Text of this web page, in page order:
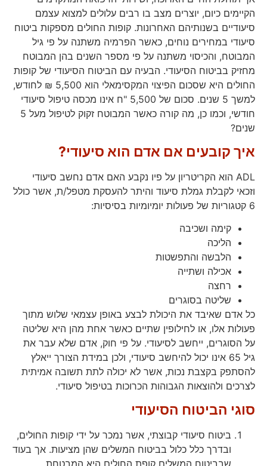
הקיימים כיום, יוצרים מצב בו רבים עלולים למצוא עצמם
סיעודיים בשנותיהם האחרונות. קופות החולים מספקות ביטוח
סיעודי במחירים נוחים, כאשר הפרמיה משתנה על פי גיל
המבוטח, והכיסוי משתנה על פי מספר השנים בהן המבוטח
מחזיק בביטוח הסיעודי. הבעיה עם הביטוח הסיעודי של קופות
החולים היא שסכום הפיצוי המקסימאלי הוא 5,500 ₪ לחודש,
למשך 5 שנים. סכום של 5,500 "ח אינו מכסה טיפול סיעודי
חודשי, וכמו כן, מה קורה כאשר המבוטח זקוק לטיפול מעל 5
שנים?
איך קובעים אם אדם הוא סיעודי?
ADL הוא הקריטריון על פיו נקבע האם אדם נחשב סיעודי
וזכאי לקבלת גמלת סיעוד והיתר להעסקת מטפל/ת, אשר כולל
6 קטגוריות של פעולות יומיומיות בסיסיות:
קימה ושכיבה
הליכה
הלבשה והתפשטות
אכילה ושתייה
רחצה
שליטה בסוגרים
כל אדם שאיבד את היכולת לבצע באופן עצמאי שלוש מתוך
פעולות אלו, או לחילופין שתיים כאשר אחת מהן היא שליטה
על הסוגרים, ייחשב לסיעודי. על פי חוק, אדם שלא עבר את
גיל 65 אינו יכול להיחשב סיעודי, ולכן במידת הצורך ייאלץ
להסתפק בקצבת נכות, אשר לא יכולה לתת תשובה אמיתית
לצרכים ולהוצאות הגבוהות הכרוכות בטיפול סיעודי.
סוגי הביטוח הסיעודי
ביטוח סיעודי קבוצתי, אשר נמכר על ידי קופות החולים,
ובדרך כלל כלול בביטוח המשלים שהן מציעות. אך בעוד
שבביטוח המשלים קופת החולים היא המבטחת